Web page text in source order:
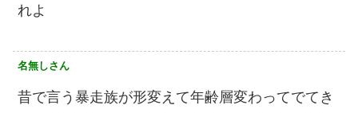
れよ
名無しさん
昔で言う暴走族が形変えて年齢層変わってでてき